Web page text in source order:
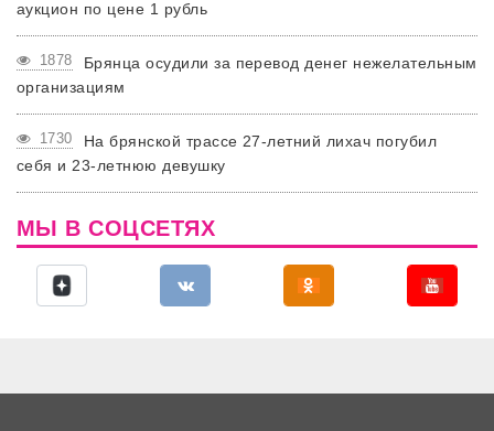
аукцион по цене 1 рубль
1878
Брянца осудили за перевод денег нежелательным
организациям
1730
На брянской трассе 27-летний лихач погубил
себя и 23-летнюю девушку
МЫ В СОЦСЕТЯХ